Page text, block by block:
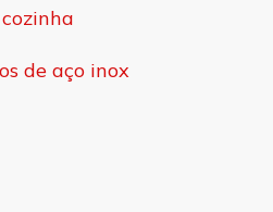
de aço inox